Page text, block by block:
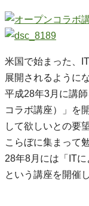
米国で始まった、
展開されるように
平成28年3月に講
コラボ講座）」を
して欲しいとの要
こらぼに集まって
28年8月には「ITに
という講座を開催